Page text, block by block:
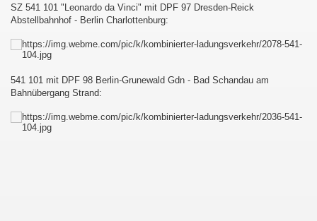
SZ 541 101 "Leonardo da Vinci" mit DPF 97 Dresden-Reick
Abstellbahnhof - Berlin Charlottenburg:
541 101 mit DPF 98 Berlin-Grunewald Gdn - Bad Schandau am
Bahnübergang Strand: